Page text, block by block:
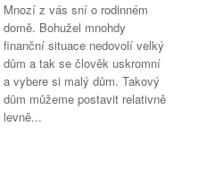
Mnozí z vás sní o rodinném
domě. Bohužel mnohdy
finanční situace nedovolí velký
dům a tak se člověk uskromní
a vybere si malý dům. Takový
dům můžeme postavit relativně
levně...